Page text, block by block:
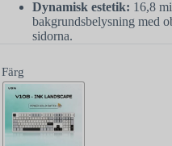
Dynamisk estetik: 16,8
bakgrundsbelysning med
sidorna.
Färg